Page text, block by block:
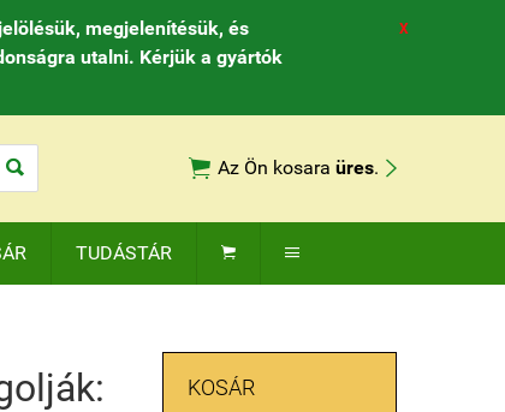
megjelenítésük, és
utalni. Kérjük a gyártók
X
  Az Ön kosara üres. 
TUDÁSTÁR  
KOSÁR